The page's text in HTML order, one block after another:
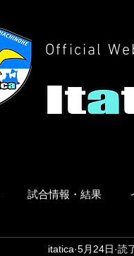
Official
試合情報・結果
itatica 5月24日 読